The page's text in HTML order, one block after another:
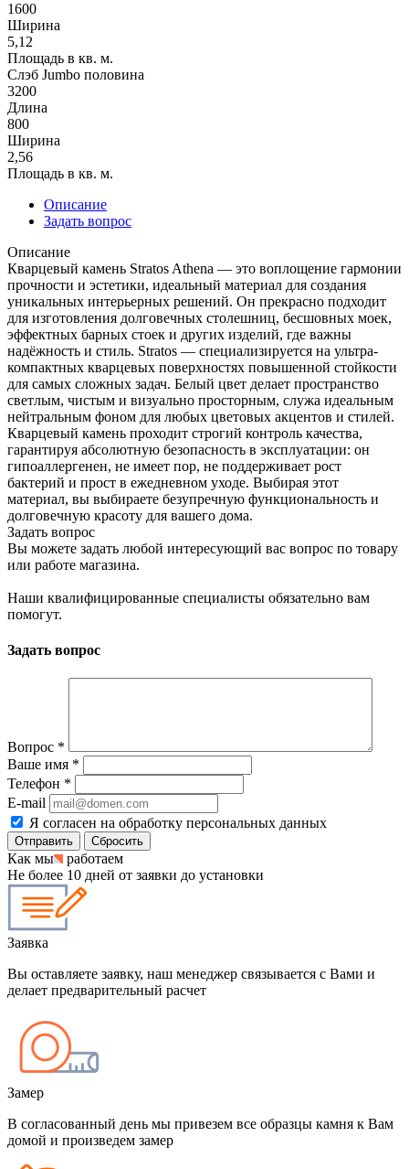
1600
Ширина
5,12
Площадь в кв. м.
Слэб Jumbo половина
3200
Длина
800
Ширина
2,56
Площадь в кв. м.
Описание
Задать вопрос
Описание
Кварцевый камень Stratos Athena — это воплощение гармонии
прочности и эстетики, идеальный материал для создания
уникальных интерьерных решений. Он прекрасно подходит
для изготовления долговечных столешниц, бесшовных моек,
эффектных барных стоек и других изделий, где важны
надёжность и стиль. Stratos — специализируется на ультра-
компактных кварцевых поверхностях повышенной стойкости
для самых сложных задач. Белый цвет делает пространство
светлым, чистым и визуально просторным, служа идеальным
нейтральным фоном для любых цветовых акцентов и стилей.
Кварцевый камень проходит строгий контроль качества,
гарантируя абсолютную безопасность в эксплуатации: он
гипоаллергенен, не имеет пор, не поддерживает рост
бактерий и прост в ежедневном уходе. Выбирая этот
материал, вы выбираете безупречную функциональность и
долговечную красоту для вашего дома.
Задать вопрос
Вы можете задать любой интересующий вас вопрос по товару
или работе магазина.
Наши квалифицированные специалисты обязательно вам
помогут.
Задать вопрос
Вопрос *
Ваше имя *
Телефон *
E-mail
Я согласен на обработку персональных данных
Сбросить
Как мы
работаем
Не более 10 дней от заявки до установки
Заявка
Вы оставляете заявку, наш менеджер связывается с Вами и
делает предварительный расчет
Замер
В согласованный день мы привезем все образцы камня к Вам
домой и произведем замер